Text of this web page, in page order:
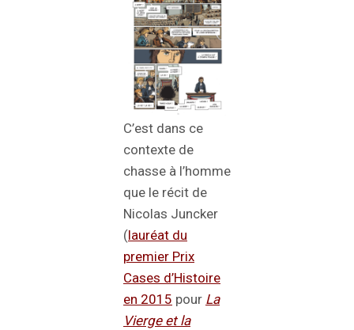
C’est dans ce
contexte de
chasse à l’homme
que le récit de
Nicolas Juncker
(lauréat du
premier Prix
Cases d’Histoire
en 2015 pour La
Vierge et la